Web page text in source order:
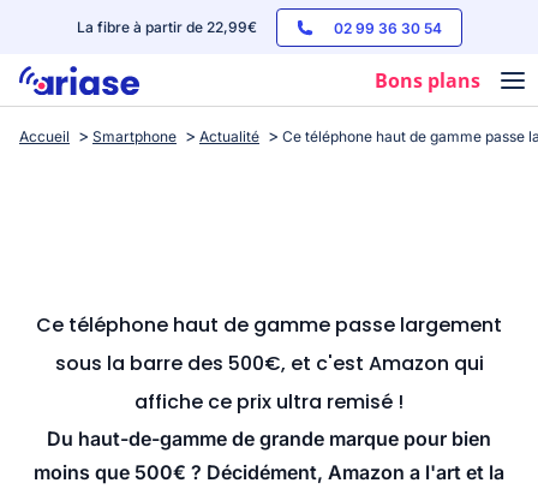
La fibre à partir de 22,99€ 02 99 36 30 54
Bons plans
Box internet
Streaming
Accueil Smartphone Actualité Ce téléphone haut de gamme passe
Ce téléphone haut de gamme passe largement
sous la barre des 500€, et c'est Amazon qui
affiche ce prix ultra remisé !
Du haut-de-gamme de grande marque pour bien
moins que 500€ ? Décidément, Amazon a l'art et la